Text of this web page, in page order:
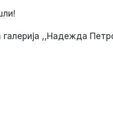
галерија ,,Надежда